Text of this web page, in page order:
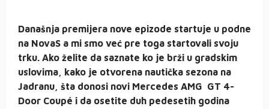
Današnja premijera nove epizode startuje u podne
na NovaS a mi smo već pre toga startovali svoju
trku. Ako želite da saznate ko je brži u gradskim
uslovima, kako je otvorena nautička sezona na
Jadranu, šta donosi novi Mercedes AMG GT 4-
Door Coupé i da osetite duh pedesetih godina